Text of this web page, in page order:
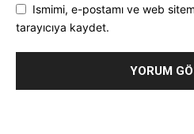
Ismimi, e-postamı ve web
tarayıcıya kaydet.